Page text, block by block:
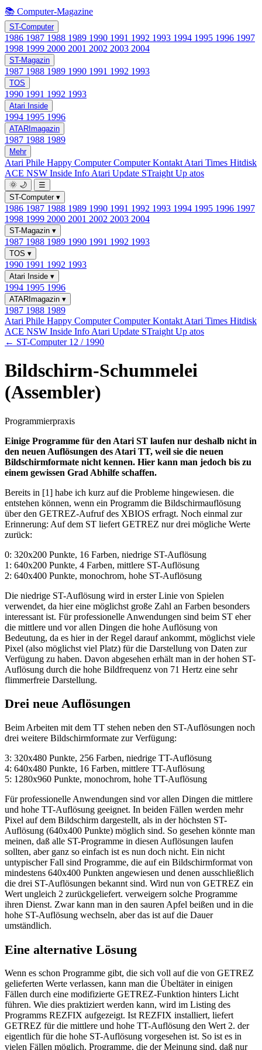
📚 Computer-Magazine
ST-Computer
1986 1987 1988 1989 1990 1991 1992 1993 1994 1995 1996 1997
1998 1999 2000 2001 2002 2003 2004
ST-Magazin
1987 1988 1989 1990 1991 1992 1993
TOS
1990 1991 1992 1993
Atari Inside
1994 1995 1996
ATARImagazin
1987 1988 1989
Mehr
Atari Phile Happy ComputerComputer Kontakt Atari Times Hitdisk
ACE NSW Inside Info Atari Update STraight Up atos
🌞 🌙
☰
ST-Computer ▾
1986 1987 1988 1989 1990 1991 1992 1993 1994 1995 1996 1997
1998 1999 2000 2001 2002 2003 2004
ST-Magazin ▾
1987 1988 1989 1990 1991 1992 1993
TOS ▾
1990 1991 1992 1993
Atari Inside ▾
1994 1995 1996
ATARImagazin ▾
1987 1988 1989
Atari Phile Happy ComputerComputer Kontakt Atari Times Hitdisk
ACE NSW Inside Info Atari Update STraight Up atos
← ST-Computer 12 / 1990
Bildschirm-Schummelei
(Assembler)
Programmierpraxis
Einige Programme für den Atari ST laufen nur deshalb nicht in
den neuen Auflösungen des Atari TT, weil sie die neuen
Bildschirmformate nicht kennen. Hier kann man jedoch bis zu
einem gewissen Grad Abhilfe schaffen.
Bereits in [1] habe ich kurz auf die Probleme hingewiesen. die
entstehen können, wenn ein Programm die Bildschirmauflösung
über den GETREZ-Aufruf des XBIOS erfragt. Noch einmal zur
Erinnerung: Auf dem ST liefert GETREZ nur drei mögliche Werte
zurück:
0: 320x200 Punkte, 16 Farben, niedrige ST-Auflösung
1: 640x200 Punkte, 4 Farben, mittlere ST-Auflösung
2: 640x400 Punkte, monochrom, hohe ST-Auflösung
Die niedrige ST-Auflösung wird in erster Linie von Spielen
verwendet, da hier eine möglichst große Zahl an Farben besonders
interessant ist. Für professionelle Anwendungen sind beim ST eher
die mittlere und vor allen Dingen die hohe Auflösung von
Bedeutung, da es hier in der Regel darauf ankommt, möglichst viele
Pixel (also möglichst viel Platz) für die Darstellung von Daten zur
Verfügung zu haben. Davon abgesehen erhält man in der hohen ST-
Auflösung durch die hohe Bildfrequenz von 71 Hertz eine sehr
flimmerfreie Darstellung.
Drei neue Auflösungen
Beim Arbeiten mit dem TT stehen neben den ST-Auflösungen noch
drei weitere Bildschirmformate zur Verfügung:
3: 320x480 Punkte, 256 Farben, niedrige TT-Auflösung
4: 640x480 Punkte, 16 Farben, mittlere TT-Auflösung
5: 1280x960 Punkte, monochrom, hohe TT-Auflösung
Für professionelle Anwendungen sind vor allen Dingen die mittlere
und hohe TT-Auflösung geeignet. In beiden Fällen werden mehr
Pixel auf dem Bildschirm dargestellt, als in der höchsten ST-
Auflösung (640x400 Punkte) möglich sind. So gesehen könnte man
meinen, daß alle ST-Programme in diesen Auflösungen laufen
sollten, aber ganz so einfach ist es nun doch nicht. Ein nicht
untypischer Fall sind Programme, die auf ein Bildschirmformat von
mindestens 640x400 Punkten angewiesen und denen ausschließlich
die drei ST-Auflösungen bekannt sind. Wird nun von GETREZ ein
Wert ungleich 2 zurückgeliefert. verweigern solche Programme
ihren Dienst. Zwar kann man in den sauren Apfel beißen und in die
hohe ST-Auflösung wechseln, aber das ist auf die Dauer
umständlich.
Eine alternative Lösung
Wenn es schon Programme gibt, die sich voll auf die von GETREZ
gelieferten Werte verlassen, kann man die Übeltäter in einigen
Fällen durch eine modifizierte GETREZ-Funktion hinters Licht
führen. Wie dies praktiziert werden kann, wird im Listing des
Programms REZFIX aufgezeigt. Ist REZFIX installiert, liefert
GETREZ für die mittlere und hohe TT-Auflösung den Wert 2. der
eigentlich für die hohe ST-Auflösung vorgesehen ist. So ist es in
vielen Fällen möglich. Programme, die der Meinung sind, daß nur